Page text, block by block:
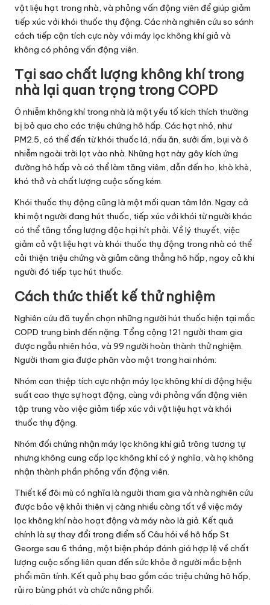
vật liệu hạt trong nhà, và phỏng vấn động viên để giúp giảm
tiếp xúc với khói thuốc thụ động. Các nhà nghiên cứu so sánh
cách tiếp cận tích cực này với máy lọc không khí giả và
không có phỏng vấn động viên.
Tại sao chất lượng không khí trong
nhà lại quan trọng trong COPD
Ô nhiễm không khí trong nhà là một yếu tố kích thích thường
bị bỏ qua cho các triệu chứng hô hấp. Các hạt nhỏ, như
PM2.5, có thể đến từ khói thuốc lá, nấu ăn, sưởi ấm, bụi và ô
nhiễm ngoài trời lọt vào nhà. Những hạt này gây kích ứng
đường hô hấp và có thể làm tăng viêm, dẫn đến ho, khò khè,
khó thở và chất lượng cuộc sống kém.
Khói thuốc thụ động cũng là một mối quan tâm lớn. Ngay cả
khi một người đang hút thuốc, tiếp xúc với khói từ người khác
có thể tăng tổng lượng độc hại hít phải. Về lý thuyết, việc
giảm cả vật liệu hạt và khói thuốc thụ động trong nhà có thể
cải thiện triệu chứng và giảm căng thẳng hô hấp, ngay cả khi
người đó tiếp tục hút thuốc.
Cách thức thiết kế thử nghiệm
Nghiên cứu đã tuyển chọn những người hút thuốc hiện tại mắc
COPD trung bình đến nặng. Tổng cộng 121 người tham gia
được ngẫu nhiên hóa, và 99 người hoàn thành thử nghiệm.
Người tham gia được phân vào một trong hai nhóm:
Nhóm can thiệp tích cực nhận máy lọc không khí di động hiệu
suất cao thực sự hoạt động, cùng với phỏng vấn động viên
tập trung vào việc giảm tiếp xúc với vật liệu hạt và khói
thuốc thụ động.
Nhóm đối chứng nhận máy lọc không khí giả trông tương tự
nhưng không cung cấp lọc không khí có ý nghĩa, và họ không
nhận thành phần phỏng vấn động viên.
Thiết kế đôi mù có nghĩa là người tham gia và nhà nghiên cứu
được bảo vệ khỏi thiên vị càng nhiều càng tốt về việc máy
lọc không khí nào hoạt động và máy nào là giả. Kết quả
chính là sự thay đổi trong điểm số Câu hỏi về hô hấp St.
George sau 6 tháng, một biện pháp đánh giá hợp lệ về chất
lượng cuộc sống liên quan đến sức khỏe ở người mắc bệnh
phổi mãn tính. Kết quả phụ bao gồm các triệu chứng hô hấp,
rủi ro bùng phát và chức năng phổi.